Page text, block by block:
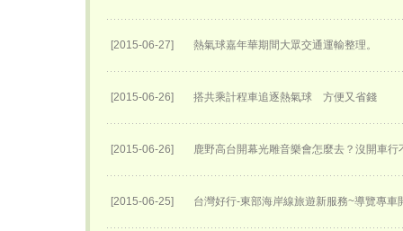
[2015-06-27] 熱氣球嘉年華期間大眾交通運輸整理。
[2015-06-26] 搭共乘計程車追逐熱氣球 方便又省錢
[2015-06-26] 鹿野高台開幕光雕音樂會怎麼去？沒開車行
[2015-06-25] 台灣好行-東部海岸線旅遊新服務~導覽專車